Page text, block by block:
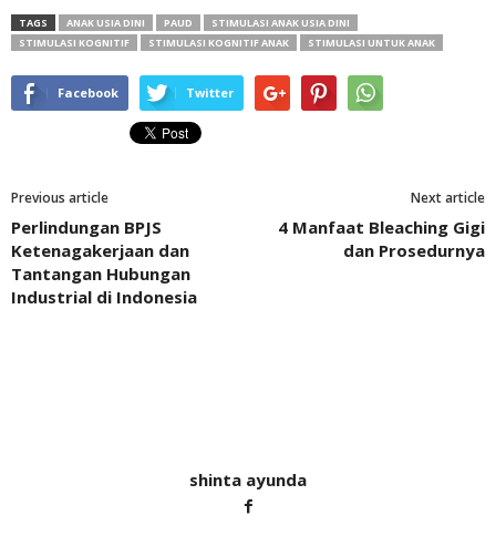
TAGS ANAK USIA DINI PAUD
STIMULASI ANAK USIA DINI
STIMULASI KOGNITIF
STIMULASI KOGNITIF ANAK STIMULASI UNTUK ANAK
Facebook Twitter
Previous article
Perlindungan BPJS
Ketenagakerjaan dan
Tantangan Hubungan
Industrial di Indonesia
Next article
4 Manfaat Bleaching Gigi
dan Prosedurnya
shinta ayunda